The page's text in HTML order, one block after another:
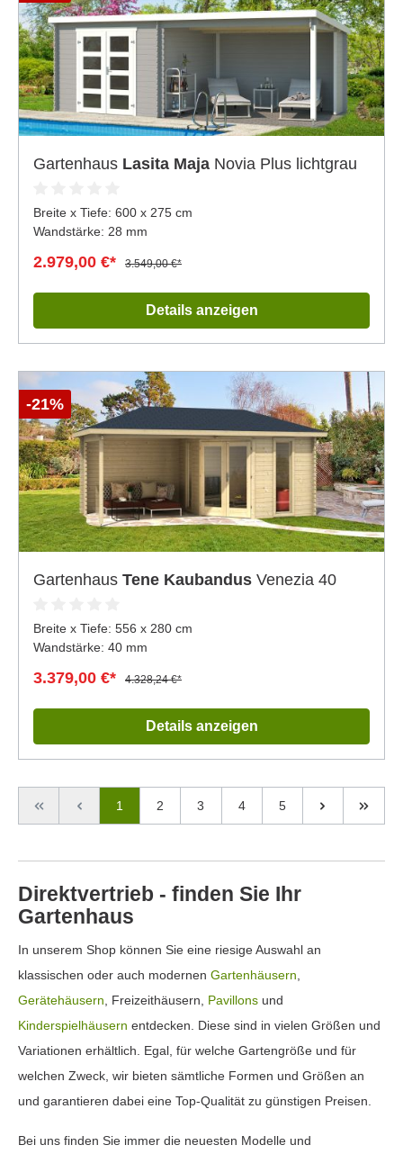
Gartenhaus Lasita Maja Novia Plus lichtgrau
Breite x Tiefe: 600 x 275 cm
Wandstärke: 28 mm
2.979,00 €* 3.549,00 €*
Details anzeigen
-21%
Gartenhaus Tene Kaubandus Venezia 40
Breite x Tiefe: 556 x 280 cm
Wandstärke: 40 mm
3.379,00 €* 4.328,24 €*
Details anzeigen
1 2 3 4 5
Direktvertrieb - finden Sie Ihr
Gartenhaus
In unserem Shop können Sie eine riesige Auswahl an
klassischen oder auch modernen Gartenhäusern,
Gerätehäusern, Freizeithäusern, Pavillons und
Kinderspielhäusern entdecken. Diese sind in vielen Größen und
Variationen erhältlich. Egal, für welche Gartengröße und für
welchen Zweck, wir bieten sämtliche Formen und Größen an
und garantieren dabei eine Top-Qualität zu günstigen Preisen.
Bei uns finden Sie immer die neuesten Modelle und